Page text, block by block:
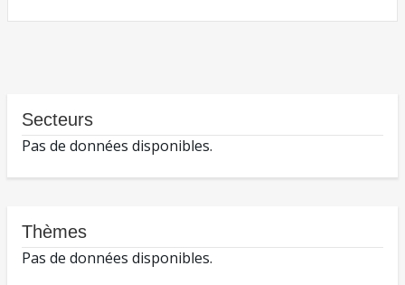
Secteurs
Pas de données disponibles.
Thèmes
Pas de données disponibles.